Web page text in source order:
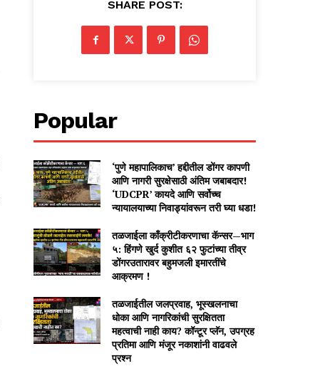
SHARE POST:
Popular
‘पुणे महापालिकाच’ हद्दीतील डोंगर कापणी
आणि नागरी सुरक्षेसाठी अंतिम जबाबदार!
‘UDCPR’ कायदे आणि सर्वोच्च
न्यायालयाच्या निवाड्यांवरून तरी घ्या धडा!
तळजाईला काँक्रीटीकरणाचा कॅन्सर—भाग
५: हिंगणे खुर्द कुशीत ६२ फुटांच्या तीव्र
डोंगरउतारावर बहुमजली इमारतींचे
आक्रमण !
तळजाईतील जलप्रवाह, भूस्खलनाचा
धोका आणि नागरिकांची सुरक्षितता
महत्वाची नाही काय? कॉन्टूर प्लॅन, उपग्रह
प्रतिमा आणि मंजूर नकाशांनी वाढवले
प्रश्न